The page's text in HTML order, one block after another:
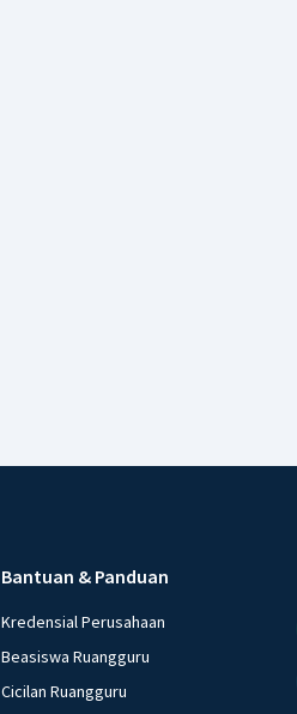
Bantuan & Panduan
Kredensial Perusahaan
Beasiswa Ruangguru
Cicilan Ruangguru